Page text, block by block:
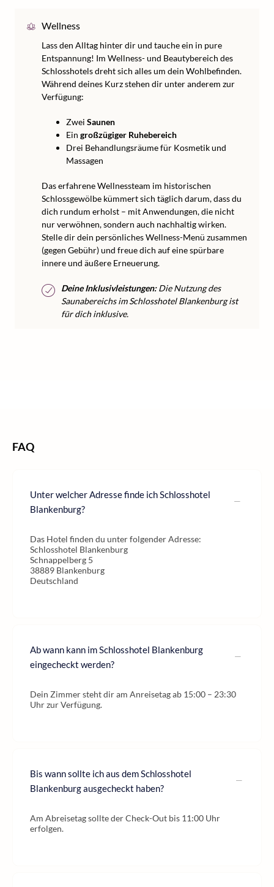
Wellness
Lass den Alltag hinter dir und tauche ein in pure
Entspannung! Im Wellness- und Beautybereich des
Schlosshotels dreht sich alles um dein Wohlbefinden.
Während deines Kurz stehen dir unter anderem zur
Verfügung:
Zwei Saunen
Ein großzügiger Ruhebereich
Drei Behandlungsräume für Kosmetik und
Massagen
Das erfahrene Wellnessteam im historischen
Schlossgewölbe kümmert sich täglich darum, dass du
dich rundum erholst – mit Anwendungen, die nicht
nur verwöhnen, sondern auch nachhaltig wirken.
Stelle dir dein persönliches Wellness-Menü zusammen
(gegen Gebühr) und freue dich auf eine spürbare
innere und äußere Erneuerung.
Deine Inklusivleistungen:Die Nutzung des
Saunabereichs im Schlosshotel Blankenburg ist
für dich inklusive.
FAQ
Unter welcher Adresse finde ich Schlosshotel
Blankenburg?
Das Hotel finden du unter folgender Adresse:
Schlosshotel Blankenburg
Schnappelberg 5
38889 Blankenburg
Deutschland
Ab wann kann im Schlosshotel Blankenburg
eingecheckt werden?
Dein Zimmer steht dir am Anreisetag ab 15:00 – 23:30
Uhr zur Verfügung.
Bis wann sollte ich aus dem Schlosshotel
Blankenburg ausgecheckt haben?
Am Abreisetag sollte der Check-Out bis 11:00 Uhr
erfolgen.